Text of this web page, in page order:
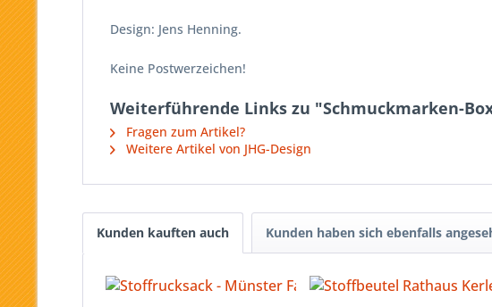
Design: Jens Henning.
Keine Postwerzeichen!
Weiterführende Links zu "Schmuckmarken-
Fragen zum Artikel?
Weitere Artikel von JHG-Design
Kunden kauften auch Kunden haben sich ebenfalls